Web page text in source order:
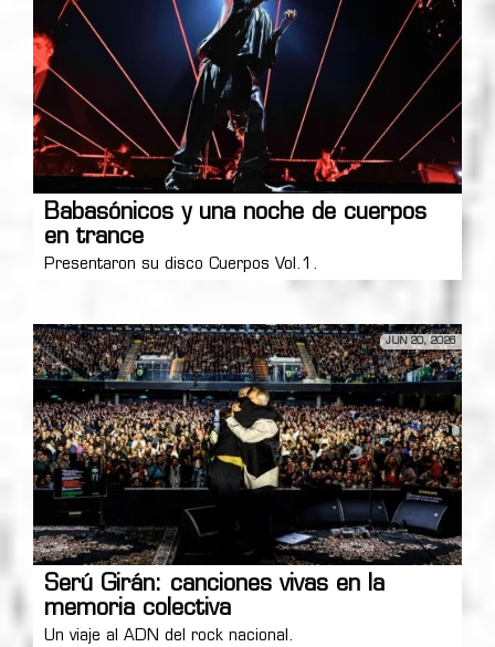
Babasónicos y una noche de cuerpos
en trance
Presentaron su disco Cuerpos Vol.1.
JUN 20, 2026
Serú Girán: canciones vivas en la
memoria colectiva
Un viaje al ADN del rock nacional.